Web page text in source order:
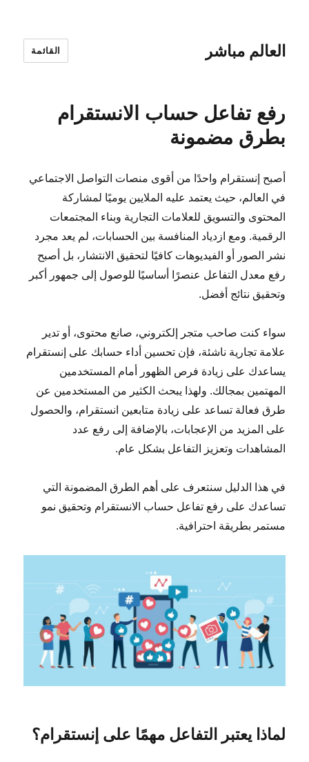
العالم مباشر القائمة
رفع تفاعل حساب الانستقرام
بطرق مضمونة
أصبح إنستقرام واحدًا من أقوى منصات التواصل الاجتماعي
في العالم، حيث يعتمد عليه الملايين يوميًا لمشاركة
المحتوى والتسويق للعلامات التجارية وبناء المجتمعات
الرقمية. ومع ازدياد المنافسة بين الحسابات، لم يعد مجرد
نشر الصور أو الفيديوهات كافيًا لتحقيق الانتشار، بل أصبح
رفع معدل التفاعل عنصرًا أساسيًا للوصول إلى جمهور أكبر
وتحقيق نتائج أفضل.
سواء كنت صاحب متجر إلكتروني، صانع محتوى، أو تدير
علامة تجارية ناشئة، فإن تحسين أداء حسابك على إنستقرام
يساعدك على زيادة فرص الظهور أمام المستخدمين
المهتمين بمجالك. ولهذا يبحث الكثير من المستخدمين عن
طرق فعالة تساعد على زيادة متابعين انستقرام، والحصول
على المزيد من الإعجابات، بالإضافة إلى رفع عدد
المشاهدات وتعزيز التفاعل بشكل عام.
في هذا الدليل سنتعرف على أهم الطرق المضمونة التي
تساعدك على رفع تفاعل حساب الانستقرام وتحقيق نمو
مستمر بطريقة احترافية.
لماذا يعتبر التفاعل مهمًا على إنستقرام؟